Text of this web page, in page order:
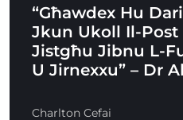
“Għawdex Hu
Jkun Ukoll Il-Post
Jistgħu Jibnu L-
U Jirnexxu” – Dr
Charlton Cefai